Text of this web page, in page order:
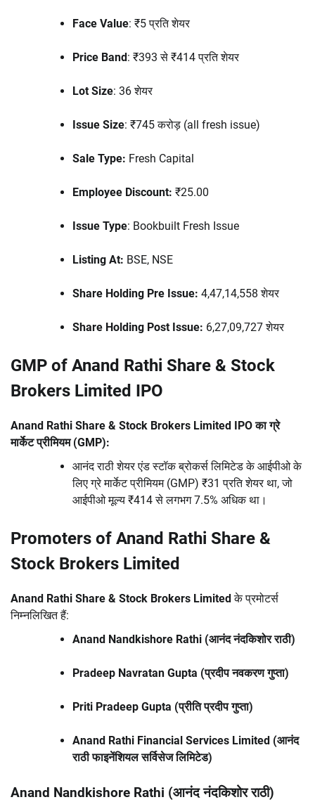
Face Value: ₹5 प्रति शेयर
Price Band : ₹393 से ₹414 प्रति शेयर
Lot Size: 36 शेयर
Issue Size: ₹745 करोड़ (all fresh issue)
Sale Type: Fresh Capital
Employee Discount: ₹25.00
Issue Type: Bookbuilt Fresh Issue
Listing At: BSE, NSE
Share Holding Pre Issue: 4,47,14,558 शेयर
Share Holding Post Issue: 6,27,09,727 शेयर
GMP of Anand Rathi Share & Stock
Brokers Limited IPO
Anand Rathi Share & Stock Brokers Limited IPO का ग्रे
मार्केट प्रीमियम (GMP):
आनंद राठी शेयर एंड स्टॉक ब्रोकर्स लिमिटेड के आईपीओ के
लिए ग्रे मार्केट प्रीमियम (GMP) ₹31 प्रति शेयर था, जो
आईपीओ मूल्य ₹414 से लगभग 7.5% अधिक था।
Promoters of Anand Rathi Share &
Stock Brokers Limited
Anand Rathi Share & Stock Brokers Limitedके प्रमोटर्स
निम्नलिखित हैं:
Anand Nandkishore Rathi (आनंद नंदकिशोर राठी)
Pradeep Navratan Gupta (प्रदीप नवकरण गुप्ता)
Priti Pradeep Gupta (प्रीति प्रदीप गुप्ता)
Anand Rathi Financial Services Limited (आनंद
राठी फाइनेंशियल सर्विसेज लिमिटेड)
Anand Nandkishore Rathi (आनंद नंदकिशोर राठी)